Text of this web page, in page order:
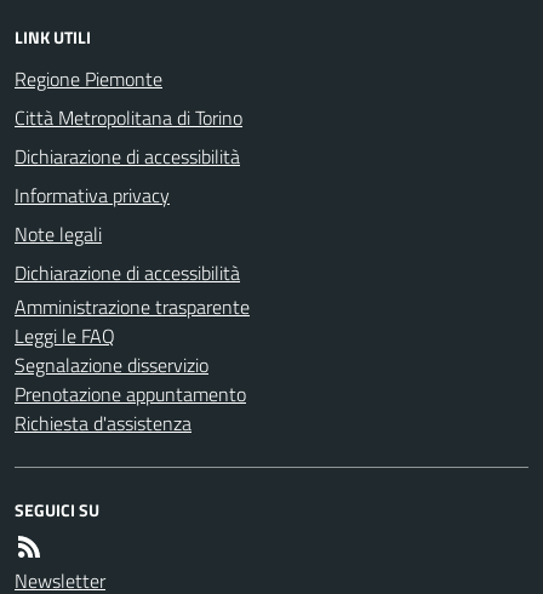
LINK UTILI
Regione Piemonte
Città Metropolitana di Torino
Dichiarazione di accessibilità
Informativa privacy
Note legali
Dichiarazione di accessibilità
Amministrazione trasparente
Leggi le FAQ
Segnalazione disservizio
Prenotazione appuntamento
Richiesta d'assistenza
SEGUICI SU
Newsletter